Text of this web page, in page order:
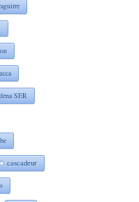
SER
cascadeur